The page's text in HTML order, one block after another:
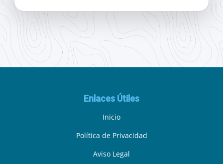
Enlaces Útiles
Inicio
Política de Privacidad
Aviso Legal